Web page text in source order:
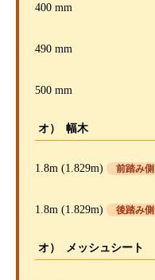
400 mm
490 mm
500 mm
オ） 幅木
1.8m (1.829m) 前踏み側
1.8m (1.829m) 後踏み側
オ） メッシュシート